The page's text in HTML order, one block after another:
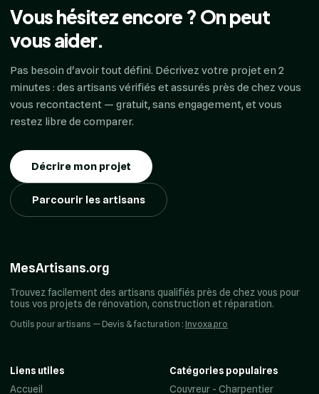
Vous hésitez encore ? On peut
vous aider.
Pas besoin d'avoir tout défini. Décrivez votre projet en 2
minutes : des artisans vérifiés et assurés près de chez vous
vous recontactent — gratuit, sans engagement, et vous
restez libre de comparer.
Décrire mon projet
Parcourir les artisans
MesArtisans.org
Trouvez facilement des artisans qualifiés près de chez vous pour
tous vos projets de rénovation, construction et réparation.
Outils pour artisans — Devis & facturation : Invoxa.pro
Liens utiles
Accueil
Catégories populaires
Couvreur - Charpentier